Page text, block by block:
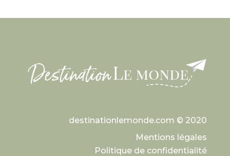
destinationlemonde.com © 2020
Mentions légales
Politique de confidentialité